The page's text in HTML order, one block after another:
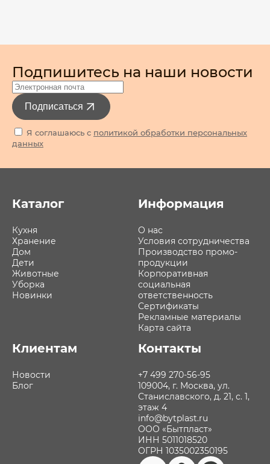
Подпишитесь на наши новости
Подписаться
Я соглашаюсь с политикой обработки персональных
данных
Каталог
Кухня
Хранение
Дом
Дети
Животные
Уборка
Новинки
Информация
О нас
Условия сотрудничества
Производство промо-
продукции
Корпоративная
социальная
ответственность
Сертификаты
Рекламные материалы
Карта сайта
Клиентам
Новости
Блог
Контакты
+7 499 270-56-95
109004, г. Москва, ул.
Станиславского, д. 21, с. 1,
этаж 4
info@bytplast.ru
ООО «Бытпласт»
ИНН 5011018520
ОГРН 1035002350195